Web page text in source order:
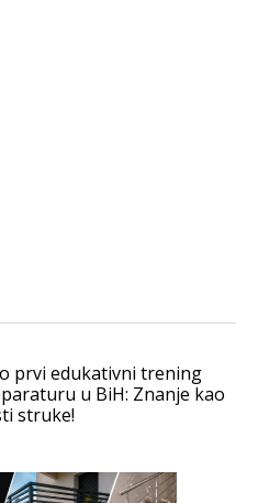
prvi edukativni trening
u BiH: Znanje kao
struke!